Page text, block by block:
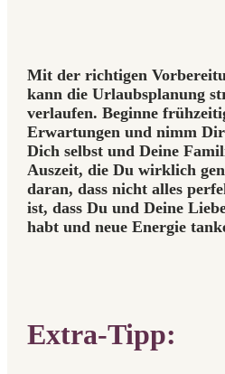
Mit der richtigen
kann die Urlaubsplanung
verlaufen. Beginne
Erwartungen und nimm
Dich selbst und Deine
Auszeit, die Du wirklich
daran, dass nicht alles
ist, dass Du und Deine
habt und neue Energie
Extra-Tipp: